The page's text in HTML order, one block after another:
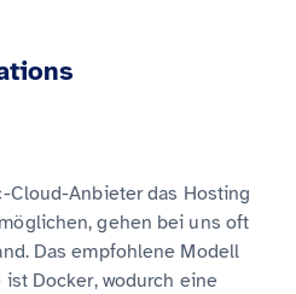
Cloud-Anbieter das Hosting
gehen bei uns oft
Das empfohlene Modell
ist Docker, wodurch eine